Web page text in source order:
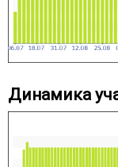
Динамика